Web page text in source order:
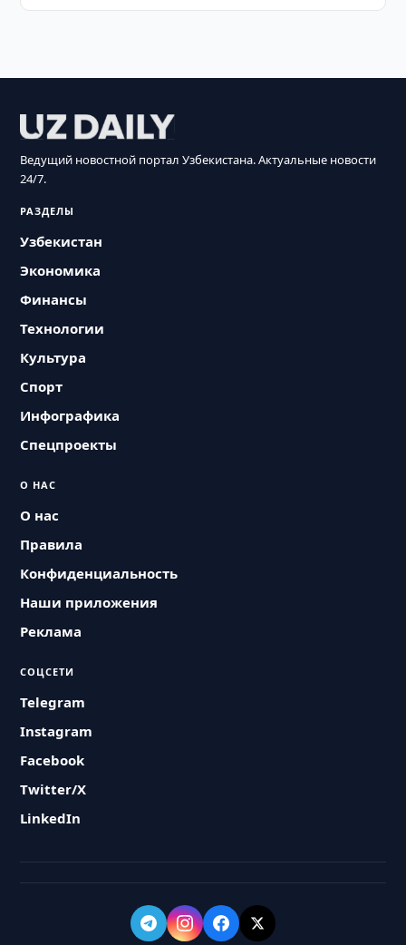
Ведущий новостной портал Узбекистана. Актуальные новости
24/7.
РАЗДЕЛЫ
Узбекистан
Экономика
Финансы
Технологии
Культура
Спорт
Инфографика
Спецпроекты
О НАС
О нас
Правила
Конфиденциальность
Наши приложения
Реклама
СОЦСЕТИ
Telegram
Instagram
Facebook
Twitter/X
LinkedIn